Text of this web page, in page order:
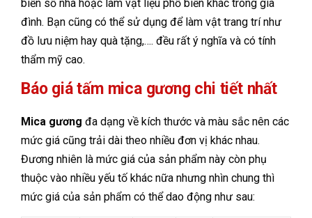
biển số nhà hoặc làm vật liệu phổ biến khác trong gia
đình. Bạn cũng có thể sử dụng để làm vật trang trí như
đồ lưu niệm hay quà tặng,…. đều rất ý nghĩa và có tính
thẩm mỹ cao.
Báo giá tấm mica gương chi tiết nhất
Mica gương đa dạng về kích thước và màu sắc nên các
mức giá cũng trải dài theo nhiều đơn vị khác nhau.
Đương nhiên là mức giá của sản phẩm này còn phụ
thuộc vào nhiều yếu tố khác nữa nhưng nhìn chung thì
mức giá của sản phẩm có thể dao động như sau: